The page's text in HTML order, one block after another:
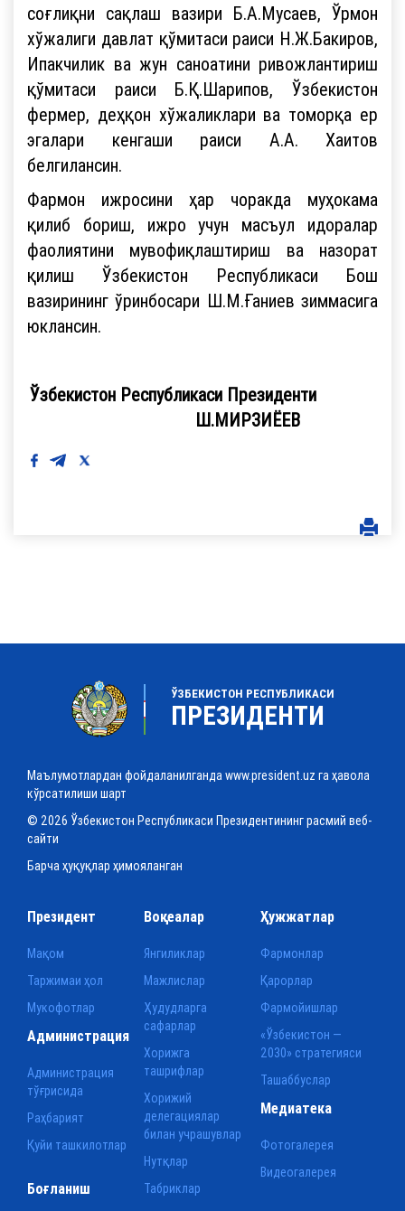
соғлиқни сақлаш вазири Б.А.Мусаев, Ўрмон
хўжалиги давлат қўмитаси раиси Н.Ж.Бакиров,
Ипакчилик ва жун саноатини ривожлантириш
қўмитаси раиси Б.Қ.Шарипов, Ўзбекистон
фермер, деҳқон хўжаликлари ва томорқа ер
эгалари кенгаши раиси А.А. Хаитов
белгилансин.
Фармон ижросини ҳар чоракда муҳокама
қилиб бориш, ижро учун масъул идоралар
фаолиятини мувофиқлаштириш ва назорат
қилиш Ўзбекистон Республикаси Бош
вазирининг ўринбосари Ш.М.Ғаниев зиммасига
юклансин.
Ўзбекистон Республикаси Президенти
Ш.МИРЗИЁЕВ
ЎЗБЕКИСТОН РЕСПУБЛИКАСИ
ПРЕЗИДЕНТИ
Маълумотлардан фойдаланилганда www.president.uz га ҳавола
кўрсатилиши шарт
© 2026 Ўзбекистон Республикаси Президентининг расмий веб-
сайти
Барча ҳуқуқлар ҳимояланган
Президент
Мақом
Таржимаи ҳол
Мукофотлар
Воқеалар
Янгиликлар
Мажлислар
Ҳудудларга
сафарлар
Хорижга
ташрифлар
Хорижий
делегациялар
билан учрашувлар
Нутқлар
Табриклар
Ҳужжатлар
Фармонлар
Қарорлар
Фармойишлар
«Ўзбекистон —
2030» стратегияси
Ташаббуслар
Администрация
Администрация
тўғрисида
Раҳбарият
Қуйи ташкилотлар
Медиатека
Фотогалерея
Видеогалерея
Боғланиш